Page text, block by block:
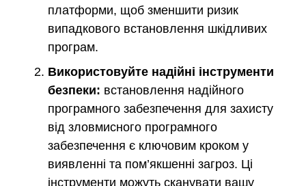
платформи, щоб зменшити ризик
випадкового встановлення шкідливих
програм.
Використовуйте надійні інструменти
безпеки: встановлення надійного
програмного забезпечення для захисту
від зловмисного програмного
забезпечення є ключовим кроком у
виявленні та пом’якшенні загроз. Ці
інструменти можуть сканувати вашу